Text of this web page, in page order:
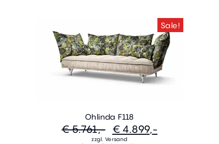
Sale!
Ohlinda F118
€ 5.761,- € 4.899,-
zzgl. Versand